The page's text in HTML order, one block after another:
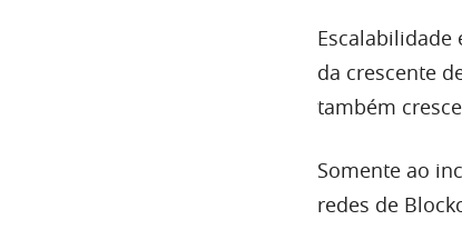
Escalabilidade
da crescente
também
Somente ao
redes de